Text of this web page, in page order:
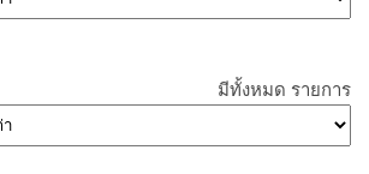
มีทั้งหมด รายการ